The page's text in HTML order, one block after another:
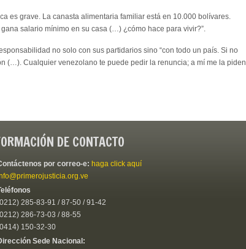
es grave. La canasta alimentaria familiar está en 10.000 bolívares.
salario mínimo en su casa (…) ¿cómo hace para vivir?”.
no solo con sus partidarios sino “con todo un país. Si no
(…). Cualquier venezolano te puede pedir la renuncia; a mí me la piden
DE CONTACTO
por correo-e: haga click aquí
285-83-91 / 87-50 / 91-42
286-73-03 / 88-55
150-32-30
Sede Nacional: